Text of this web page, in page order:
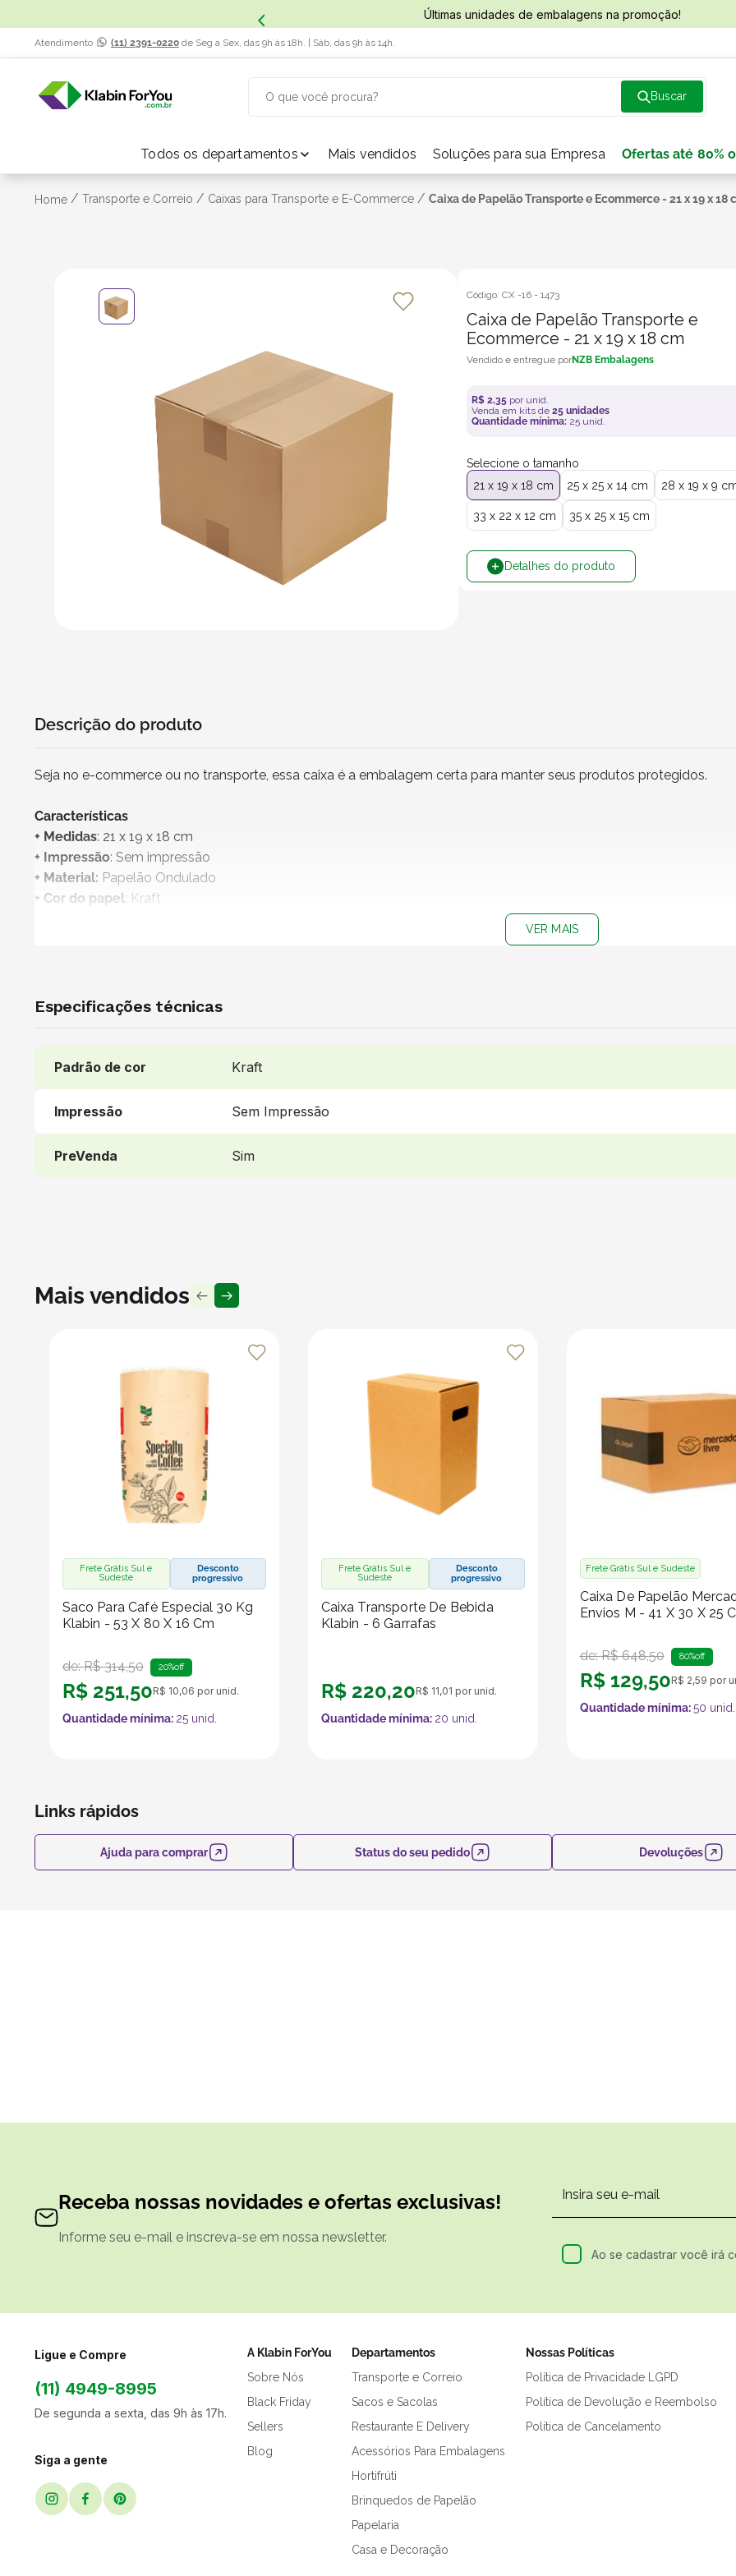
Últimas unidades de embalagens na promoção!
Atendimento (11) 2391-0220 de Seg a Sex, das 9h às 18h. | Sáb, das 9h às 14h.
Todos os departamentos Mais vendidos Soluções para sua Empresa Ofertas até 80%
Home / Transporte e Correio / Caixas para Transporte e E-Commerce / Caixa de Papelão Transporte e Ecommerce - 21 x 19 x 18
Código: CX -16 - 1473
Caixa de Papelão Transporte e
Ecommerce - 21 x 19 x 18 cm
NZB Embalagens
R$ 2,35 por unid.
Venda em kits de 25 unidades
Quantidade mínima: 25 unid.
Selecione o tamanho
21 x 19 x 18 cm
25 x 25 x 14 cm 28 x 19 x 9
33 x 22 x 12 cm 35 x 25 x 15 cm
Detalhes do produto
Descrição do produto
Seja no e-commerce ou no transporte, essa caixa é a embalagem certa para manter seus produtos protegidos.
Características
+ Medidas: 21 x 19 x 18 cm
+ Impressão: Sem impressão
+ Material: Papelão Ondulado
+ Cor do papel: Kraft
Uso indicado
corporativas.
Recomendações
Para maior segurança, recomendamos preencher totalmente o interior da caixa para distribuir o peso de forma
transporte de líquidos. Proteja suas entregas e surpreenda seu cliente com embalagens resistentes e organizadas!
VER MAIS
Especificações técnicas
Padrão de cor Kraft
Impressão Sem Impressão
PreVenda Sim
Frete Grátis Sul e
Sudeste
Desconto
progressivo
Saco Para Café Especial 30 Kg
Klabin - 53 X 80 X 16 Cm
de:R$ 314,50 20%off
R$ 251,50R$ 10,06 por unid.
Quantidade mínima: 25unid.
Frete Grátis Sul e
Sudeste
Desconto
progressivo
Caixa Transporte De Bebida
Klabin - 6 Garrafas
R$ 220,20R$ 11,01 por unid.
Quantidade mínima: 20 unid.
Frete Grátis Sul e Sudeste
Caixa De Papelão
Envios M - 41 X 30 X 25
de:R$ 648,50 80%off
R$ 129,50R$ 2,59 por
Quantidade mínima:50 unid.
Mais vendidos
Links rápidos
Ajuda para comprar Status do seu pedido Devoluções
Receba nossas novidades e ofertas exclusivas!
Informe seu e-mail e inscreva-se em nossa newsletter.
Ao se cadastrar você irá
Ligue e Compre
(11) 4949-8995
De segunda a sexta, das 9h às 17h.
Siga a gente
A Klabin ForYou
Sobre Nós
Black Friday
Sellers
Blog
Departamentos
Transporte e Correio
Sacos e Sacolas
Restaurante E Delivery
Acessórios Para Embalagens
Hortifrúti
Brinquedos de Papelão
Papelaria
Casa e Decoração
Nossas Políticas
Política de Privacidade LGPD
Política de Devolução e Reembolso
Política de Cancelamento
TERMOS MAIS BUSCADOS
1º caixa papelão
º bebida
caixas
papel semente
bebidas